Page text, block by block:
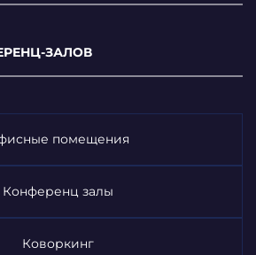
ЗАЛОВ
помещения
Конференц залы
Коворкинг